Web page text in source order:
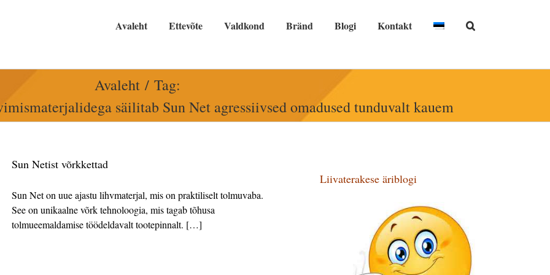
Avaleht Ettevõte Valdkond Bränd Blogi Kontakt
Avaleht
Tag:
säilitab Sun Net agressiivsed omadused tunduvalt kauem
Sun Netist võrkkettad
Sun Net on uue ajastu lihvmaterjal, mis on praktiliselt tolmuvaba.
See on unikaalne võrk tehnoloogia, mis tagab tõhusa
tolmueemaldamise töödeldavalt tootepinnalt. […]
Liivaterakese äriblogi